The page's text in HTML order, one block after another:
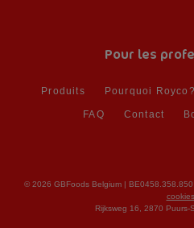
Pour les
Produits Pourquoi Royco?
FAQ Contact
© 2026 GBFoods Belgium | BE0458.358.850
cookies
Rijksweg 16, 2870 Puurs-